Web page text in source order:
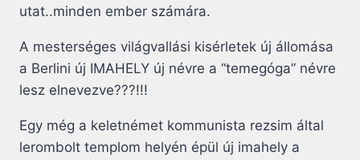
utat..minden ember számára.
A mesterséges világvallási kisérletek új állomása
a Berlini új IMAHELY új névre a “temegóga” névre
lesz elnevezve???!!!
Egy még a keletnémet kommunista rezsim által
lerombolt templom helyén épül új imahely a